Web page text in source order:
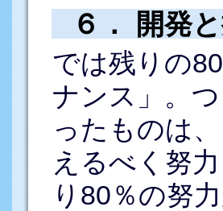
６． 開発
では残りの
ナンス」。
ったものは
えるべく努
り80％の努